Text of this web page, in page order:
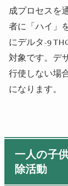
成プロセスを
者に「ハイ」
にデルタ-9
対象です。デ
行使しない場
になります。
一人の子
除活動